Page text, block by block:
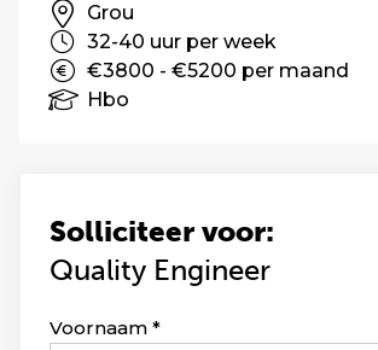
Solliciteer voor:
Quality Engineer
Leave
Voornaam
Grou
32-40 uur per week
€3800 - €5200 per maand
Hbo